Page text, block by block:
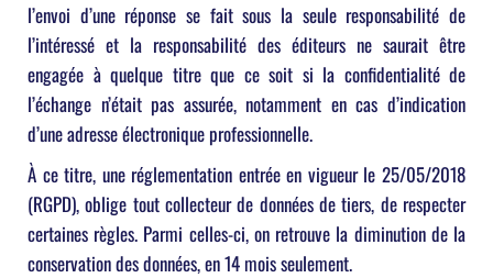
l’envoi d’une réponse se fait sous la seule responsabilité de
l’intéressé et la responsabilité des éditeurs ne saurait être
engagée à quelque titre que ce soit si la confidentialité de
l’échange n’était pas assurée, notamment en cas d’indication
d’une adresse électronique professionnelle.
À ce titre, une réglementation entrée en vigueur le 25/05/2018
(RGPD), oblige tout collecteur de données de tiers, de respecter
certaines règles. Parmi celles-ci, on retrouve la diminution de la
conservation des données, en 14 mois seulement.